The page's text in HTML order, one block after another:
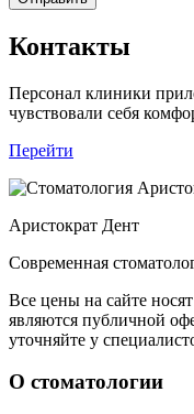
Контакты
Персонал клиники
чувствовали себя
Перейти
Аристократ Дент
Современная
Все цены на сайте
являются публичной
уточняйте у
О стоматологии